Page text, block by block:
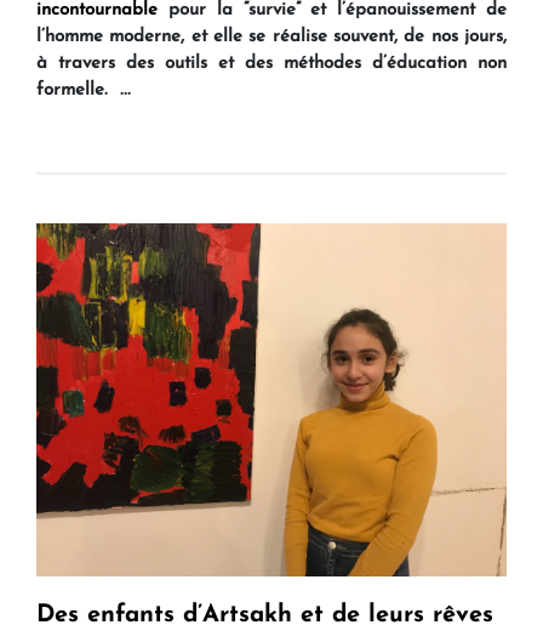
incontournable pour la “survie” et l’épanouissement de
l’homme moderne, et elle se réalise souvent, de nos jours,
à travers des outils et des méthodes d’éducation non
formelle. ...
Des enfants d’Artsakh et de leurs rêves